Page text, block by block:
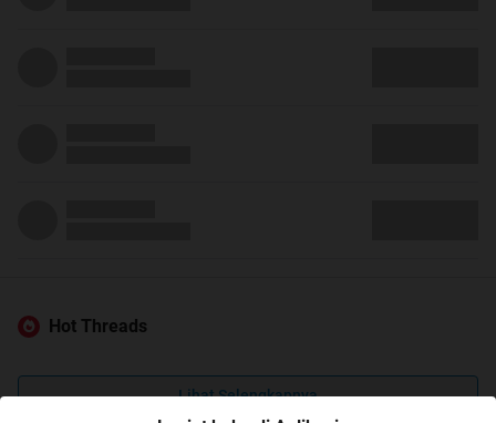
Hot Threads
Lihat Selengkapnya